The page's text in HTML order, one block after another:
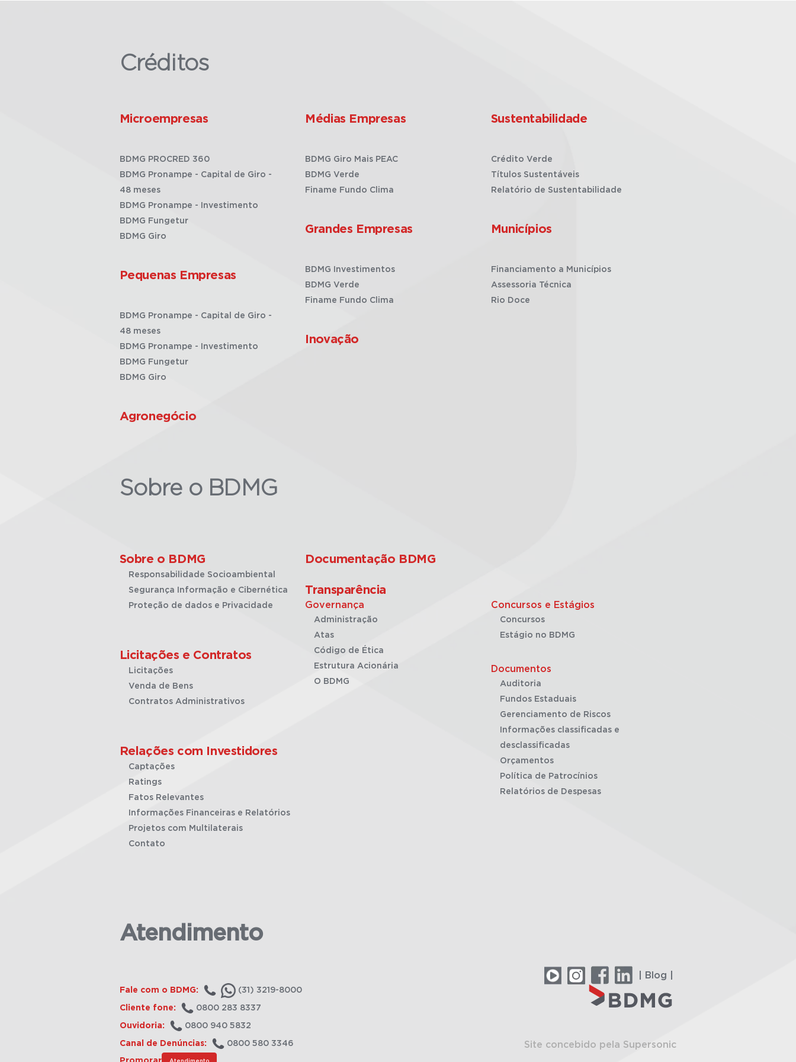
Créditos
Microempresas
BDMG PROCRED 360
BDMG Pronampe - Capital de Giro -
48 meses
BDMG Pronampe - Investimento
BDMG Fungetur
BDMG Giro
Pequenas Empresas
BDMG Pronampe - Capital de Giro -
48 meses
BDMG Pronampe - Investimento
BDMG Fungetur
BDMG Giro
Agronegócio
Médias Empresas
BDMG Giro Mais PEAC
BDMG Verde
Finame Fundo Clima
Grandes Empresas
BDMG Investimentos
BDMG Verde
Finame Fundo Clima
Inovação
Sustentabilidade
Crédito Verde
Títulos Sustentáveis
Relatório de Sustentabilidade
Municípios
Financiamento a Municípios
Assessoria Técnica
Rio Doce
Sobre o BDMG
Sobre o BDMG
Responsabilidade Socioambiental
Segurança Informação e Cibernética
Proteção de dados e Privacidade
Licitações e Contratos
Licitações
Venda de Bens
Contratos Administrativos
Relações com Investidores
Captações
Ratings
Fatos Relevantes
Informações Financeiras e Relatórios
Projetos com Multilaterais
Contato
Documentação BDMG
Transparência
Governança
Administração
Atas
Código de Ética
Estrutura Acionária
O BDMG
Concursos e Estágios
Concursos
Estágio no BDMG
Documentos
Auditoria
Fundos Estaduais
Gerenciamento de Riscos
Informações classificadas e
desclassificadas
Orçamentos
Política de Patrocínios
Relatórios de Despesas
Atendimento
Fale com o BDMG: (31) 3219-8000
Cliente fone: 0800 283 8337
Ouvidoria: 0800 940 5832
Canal de Denúncias: 0800 580 3346
Atendimento
| Blog |
Site concebido pela Supersonic